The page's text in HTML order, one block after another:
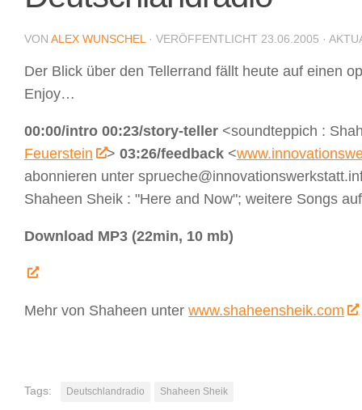
VON ALEX WUNSCHEL · VERÖFFENTLICHT 23.06.2005 ·
Der Blick über den Tellerrand fällt heute auf einen
Enjoy…
00:00/intro 00:23/story-teller <soundteppich :
Feuerstein
> 03:26/feedback<
abonnieren unter
Shaheen Sheik : "Here and Now"; weitere Songs
Download MP3 (22min, 10 mb)
Mehr von Shaheen unter www.shaheensheik.com
Tags: Deutschlandradio Shaheen Sheik